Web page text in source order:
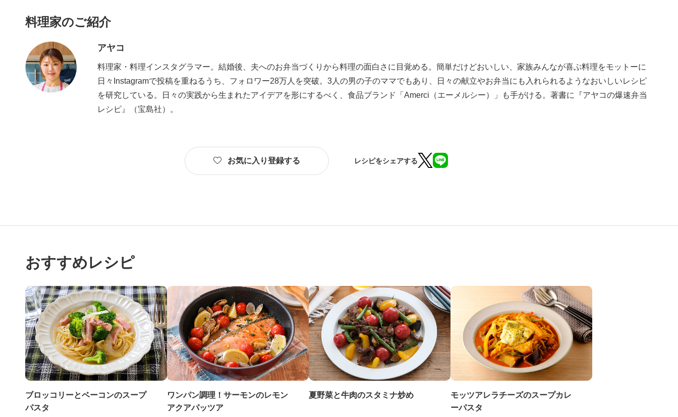
料理家のご紹介
アヤコ
料理家・料理インスタグラマー。結婚後、夫へのお弁当づくりから料理の面白さに目覚める。簡単だけどおいしい、家族みんなが喜ぶ料理をモットーに
日々Instagramで投稿を重ねるうち、フォロワー28万人を突破。3人の男の子のママでもあり、日々の献立やお弁当にも入れられるようなおいしいレシピ
を研究している。日々の実践から生まれたアイデアを形にするべく、食品ブランド「Amerci（エーメルシー）」も手がける。著書に『アヤコの爆速弁当
レシピ』（宝島社）。
お気に入り登録する レシピをシェアする
おすすめレシピ
ブロッコリーとベーコンのスープ
パスタ
ワンパン調理！サーモンのレモン
アクアパッツア
夏野菜と牛肉のスタミナ炒め
モッツアレラチーズのスープカレ
ーパスタ